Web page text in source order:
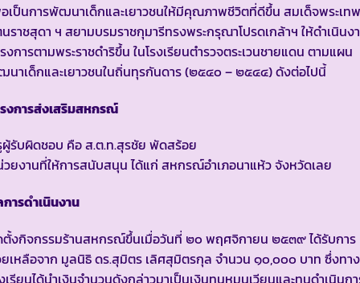
เป็นการพัฒนาเด็กและเยาวชนให้มีคุณภาพชีวิตที่ดีขึ้น สมเด็จพระเทพ
ราชสุดา ฯ สยามบรมราชกุมารีทรงพระกรุณาโปรดเกล้าฯ ให้ดำเนินง
งการตามพระราชดำริขึ้น ในโรงเรียนตำรวจตระเวนชายแดน ตามแผน
าเด็กและเยาวชนในถิ่นทุรกันดาร (๒๕๔๐ – ๒๕๔๔) ดังต่อไปนี้
งการส่งเสริมสหกรณ์
รับผิดชอบ คือ ส.ต.ท.สุรชัย พัดสร้อย
ยงานที่ให้การสนับสนุน ได้แก่ สหกรณ์อำเภอนาแห้ว จังหวัดเลย
ารดำเนินงาน
งกิจกรรมร้านสหกรณ์ขึ้นเมื่อวันที่ ๒๐ พฤศจิกายน ๒๕๓๙ ได้รับการ
เหลือจาก มูลนิธิ ดร.สุมิตร เลิศสุมิตรกุล จำนวน ๑๐,๐๐๐ บาท ซึ่งทาง
เรียนได้นำเงินจำนวนดังกล่าวมาเป็นเงินทุนหมุนเวียนและทุนดำเนินก